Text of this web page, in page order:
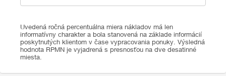
Uvedená ročná percentuálna miera nákladov má len
informatívny charakter a bola stanovená na základe informácií
poskytnutých klientom v čase vypracovania ponuky. Výsledná
hodnota RPMN je vyjadrená s presnosťou na dve desatinné
miesta.